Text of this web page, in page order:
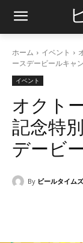
ホーム イベント
ースデービールキャ
イベント
オクト
記念特
デービ
By ビールタイム